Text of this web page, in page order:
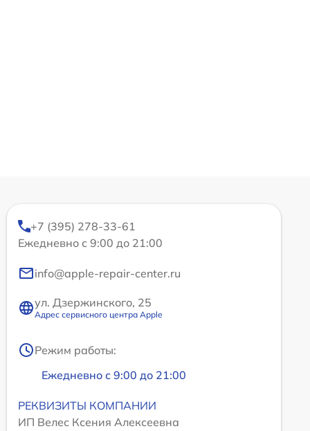
+7 (395) 278-33-61
Ежедневно с 9:00 до 21:00
info@apple-repair-center.ru
ул. Дзержинского, 25
Адрес сервисного центра Apple
Режим работы:
Ежедневно с 9:00 до 21:00
РЕКВИЗИТЫ КОМПАНИИ
ИП Велес Ксения Алексеевна